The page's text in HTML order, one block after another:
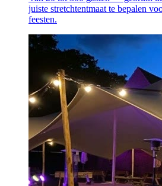
juiste stretchtentmaat te bepalen
feesten.